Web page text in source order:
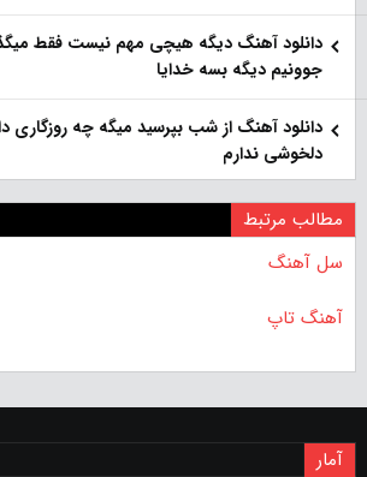
دانلود آهنگ دیگه هیچی مهم نیست فقط
جوونیم دیگه بسه خدایا
دانلود آهنگ از شب بپرسید میگه چه روزگاری
دلخوشی ندارم
مطالب مرتبط
سل آهنگ
آهنگ تاپ
آمار